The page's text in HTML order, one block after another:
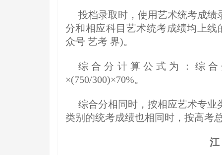
投档录取时，使用艺术统考成
分和相应科目艺术统考成绩均上
众号 艺考 界)。
综合分计算公式为：综合
×(750/300)×70%。
综合分相同时，按相应艺术专
类别的统考成绩也相同时，按高考
江